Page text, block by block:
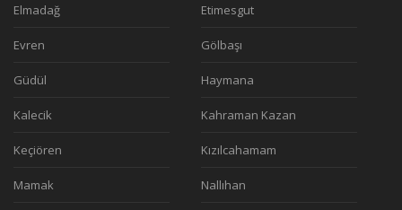
Elmadağ Etimesgut
Evren Gölbaşı
Güdül Haymana
Kalecik Kahraman Kazan
Keçiören Kızılcahamam
Mamak Nallıhan